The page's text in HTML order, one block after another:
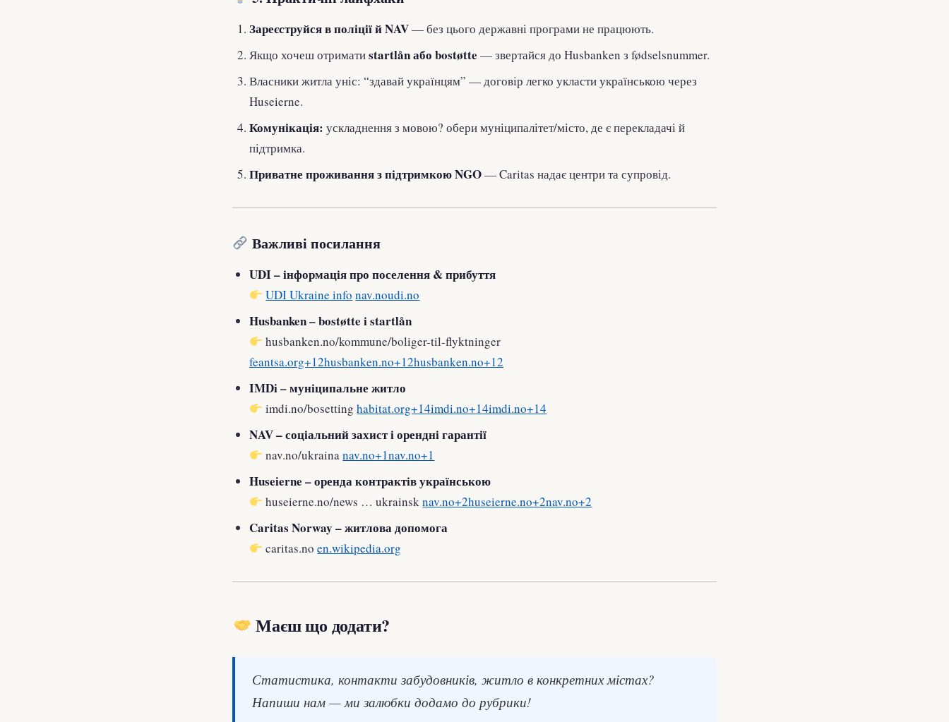
Зареєструйся в поліції й NAV— без цього державні програми не працюють.
Якщо хочеш отриматиstartlån або bostøtte — звертайся до Husbanken з fødselsnummer.
Власники житла уніс: “здавай українцям” — договір легко укласти українською через
Huseierne.
Комунікація: ускладнення з мовою? обери муніципалітет/місто, де є перекладачі й
підтримка.
Приватне проживання з підтримкою NGO— Caritas надає центри та супровід.
Важливі посилання
UDI – інформація про поселення & прибуття
UDI Ukraine info nav.noudi.no
Husbanken – bostøtte і startlån
husbanken.no/kommune/boliger-til-flyktninger
feantsa.org+12husbanken.no+12husbanken.no+12
IMDi – муніципальне житло
imdi.no/bosettinghabitat.org+14imdi.no+14imdi.no+14
NAV – соціальний захист і орендні гарантії
nav.no/ukrainanav.no+1nav.no+1
Huseierne – оренда контрактів українською
huseierne.no/news … ukrainsknav.no+2huseierne.no+2nav.no+2
Caritas Norway – житлова допомога
caritas.noen.wikipedia.org
Маєш що додати?
Статистика, контакти забудовників, житло в конкретних містах?
Напиши нам — ми залюбки додамо до рубрики!